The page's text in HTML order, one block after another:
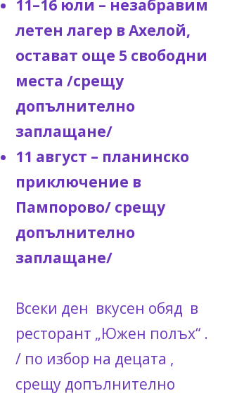
11–16 юли – незабравим
летен лагер в Ахелой,
остават още 5 свободни
места /срещу
допълнително
заплащане/
11 август – планинско
приключение в
Пампорово/ срещу
допълнително
заплащане/
Всеки ден вкусен обяд в
ресторант „Южен полъх“ .
/ по избор на децата ,
срещу допълнително